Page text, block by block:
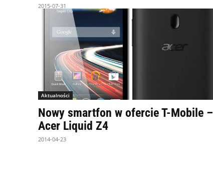
2015-07-31
Aktualności
Nowy smartfon w ofercie T-Mobile –
Acer Liquid Z4
2014-04-23